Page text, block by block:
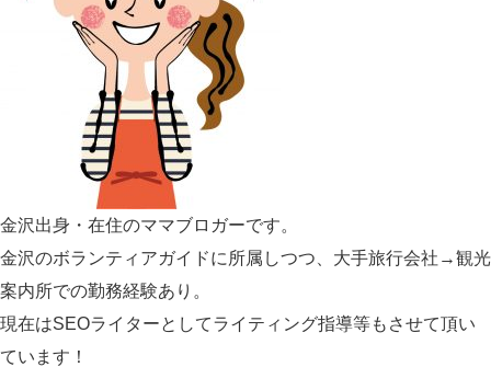
金沢出身・在住のママブロガーです。
金沢のボランティアガイドに所属しつつ、大手旅行会社→観光
案内所での勤務経験あり。
現在はSEOライターとしてライティング指導等もさせて頂い
ています！